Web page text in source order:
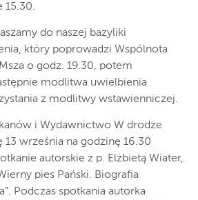
15.30.
do naszej bazyliki
który poprowadzi Wspólnota
o godz. 19.30, potem
modlitwa uwielbienia
z modlitwy wstawienniczej.
i Wydawnictwo W drodze
13 września na godzinę 16.30
autorskie z p. Elżbietą Wiater,
pies Pański. Biografia
Podczas spotkania autorka